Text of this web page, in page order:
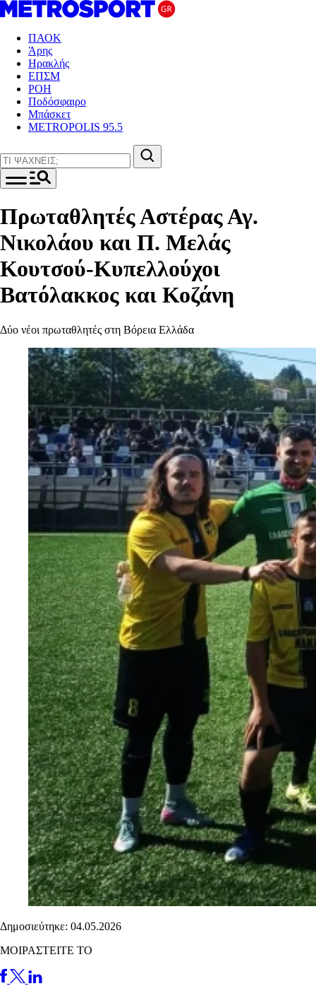
ΠΑΟΚ
Άρης
Ηρακλής
ΕΠΣΜ
ΡΟΗ
Ποδόσφαιρο
Μπάσκετ
METROPOLIS 95.5
Πρωταθλητές Αστέρας Αγ.
Νικολάου και Π. Μελάς
Κουτσού-Κυπελλούχοι
Βατόλακκος και Κοζάνη
Δύο νέοι πρωταθλητές στη Βόρεια Ελλάδα
Δημοσιεύτηκε: 04.05.2026
ΜΟΙΡΑΣΤΕΙΤΕ ΤΟ